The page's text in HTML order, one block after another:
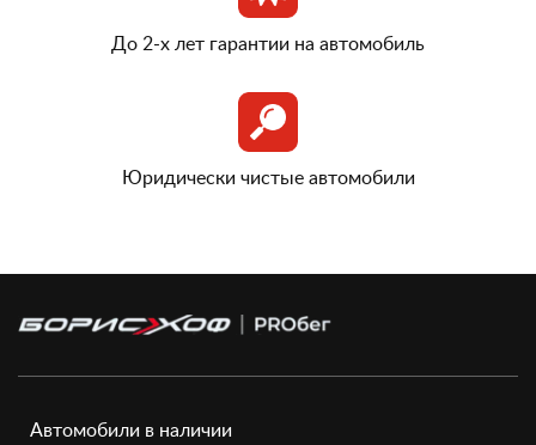
До 2-х лет гарантии на автомобиль
Юридически чистые автомобили
Автомобили в наличии